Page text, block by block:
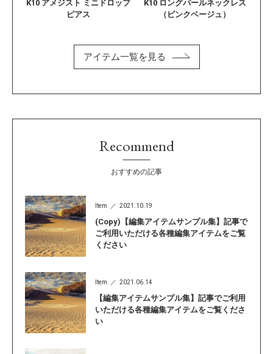
K10 アメジスト ミニドロップ
ピアス
K10 ロングパールネックレス
（ピンクベージュ）
アイテム一覧を見る
Recommend
おすすめの記事
Item 2021.10.19
(Copy)【編集アイテムサンプル集】記事で
ご利用いただける各種編集アイテムをご覧
ください
Item 2021.06.14
【編集アイテムサンプル集】記事でご利用
いただける各種編集アイテムをご覧くださ
い